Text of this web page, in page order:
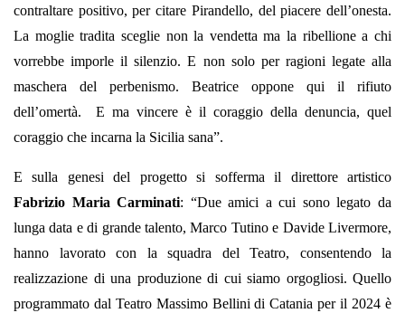
contraltare positivo, per citare Pirandello, del piacere dell’onesta.
La moglie tradita sceglie non la vendetta ma la ribellione a chi
vorrebbe imporle il silenzio. E non solo per ragioni legate alla
maschera del perbenismo. Beatrice oppone qui il rifiuto
dell’omertà. E ma vincere è il coraggio della denuncia, quel
coraggio che incarna la Sicilia sana”.
E sulla genesi del progetto si sofferma il direttore artistico
Fabrizio Maria Carminati: “Due amici a cui sono legato da
lunga data e di grande talento, Marco Tutino e Davide Livermore,
hanno lavorato con la squadra del Teatro, consentendo la
realizzazione di una produzione di cui siamo orgogliosi. Quello
programmato dal Teatro Massimo Bellini di Catania per il 2024 è